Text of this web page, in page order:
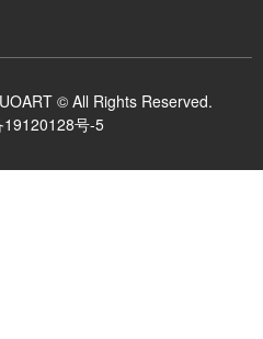
© All Rights Reserved.
19120128号-5